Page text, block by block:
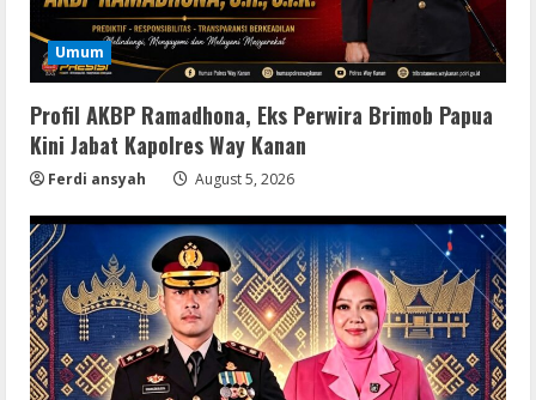
Umum
Profil AKBP Ramadhona, Eks Perwira Brimob Papua
Kini Jabat Kapolres Way Kanan
Ferdi ansyah August 5, 2026